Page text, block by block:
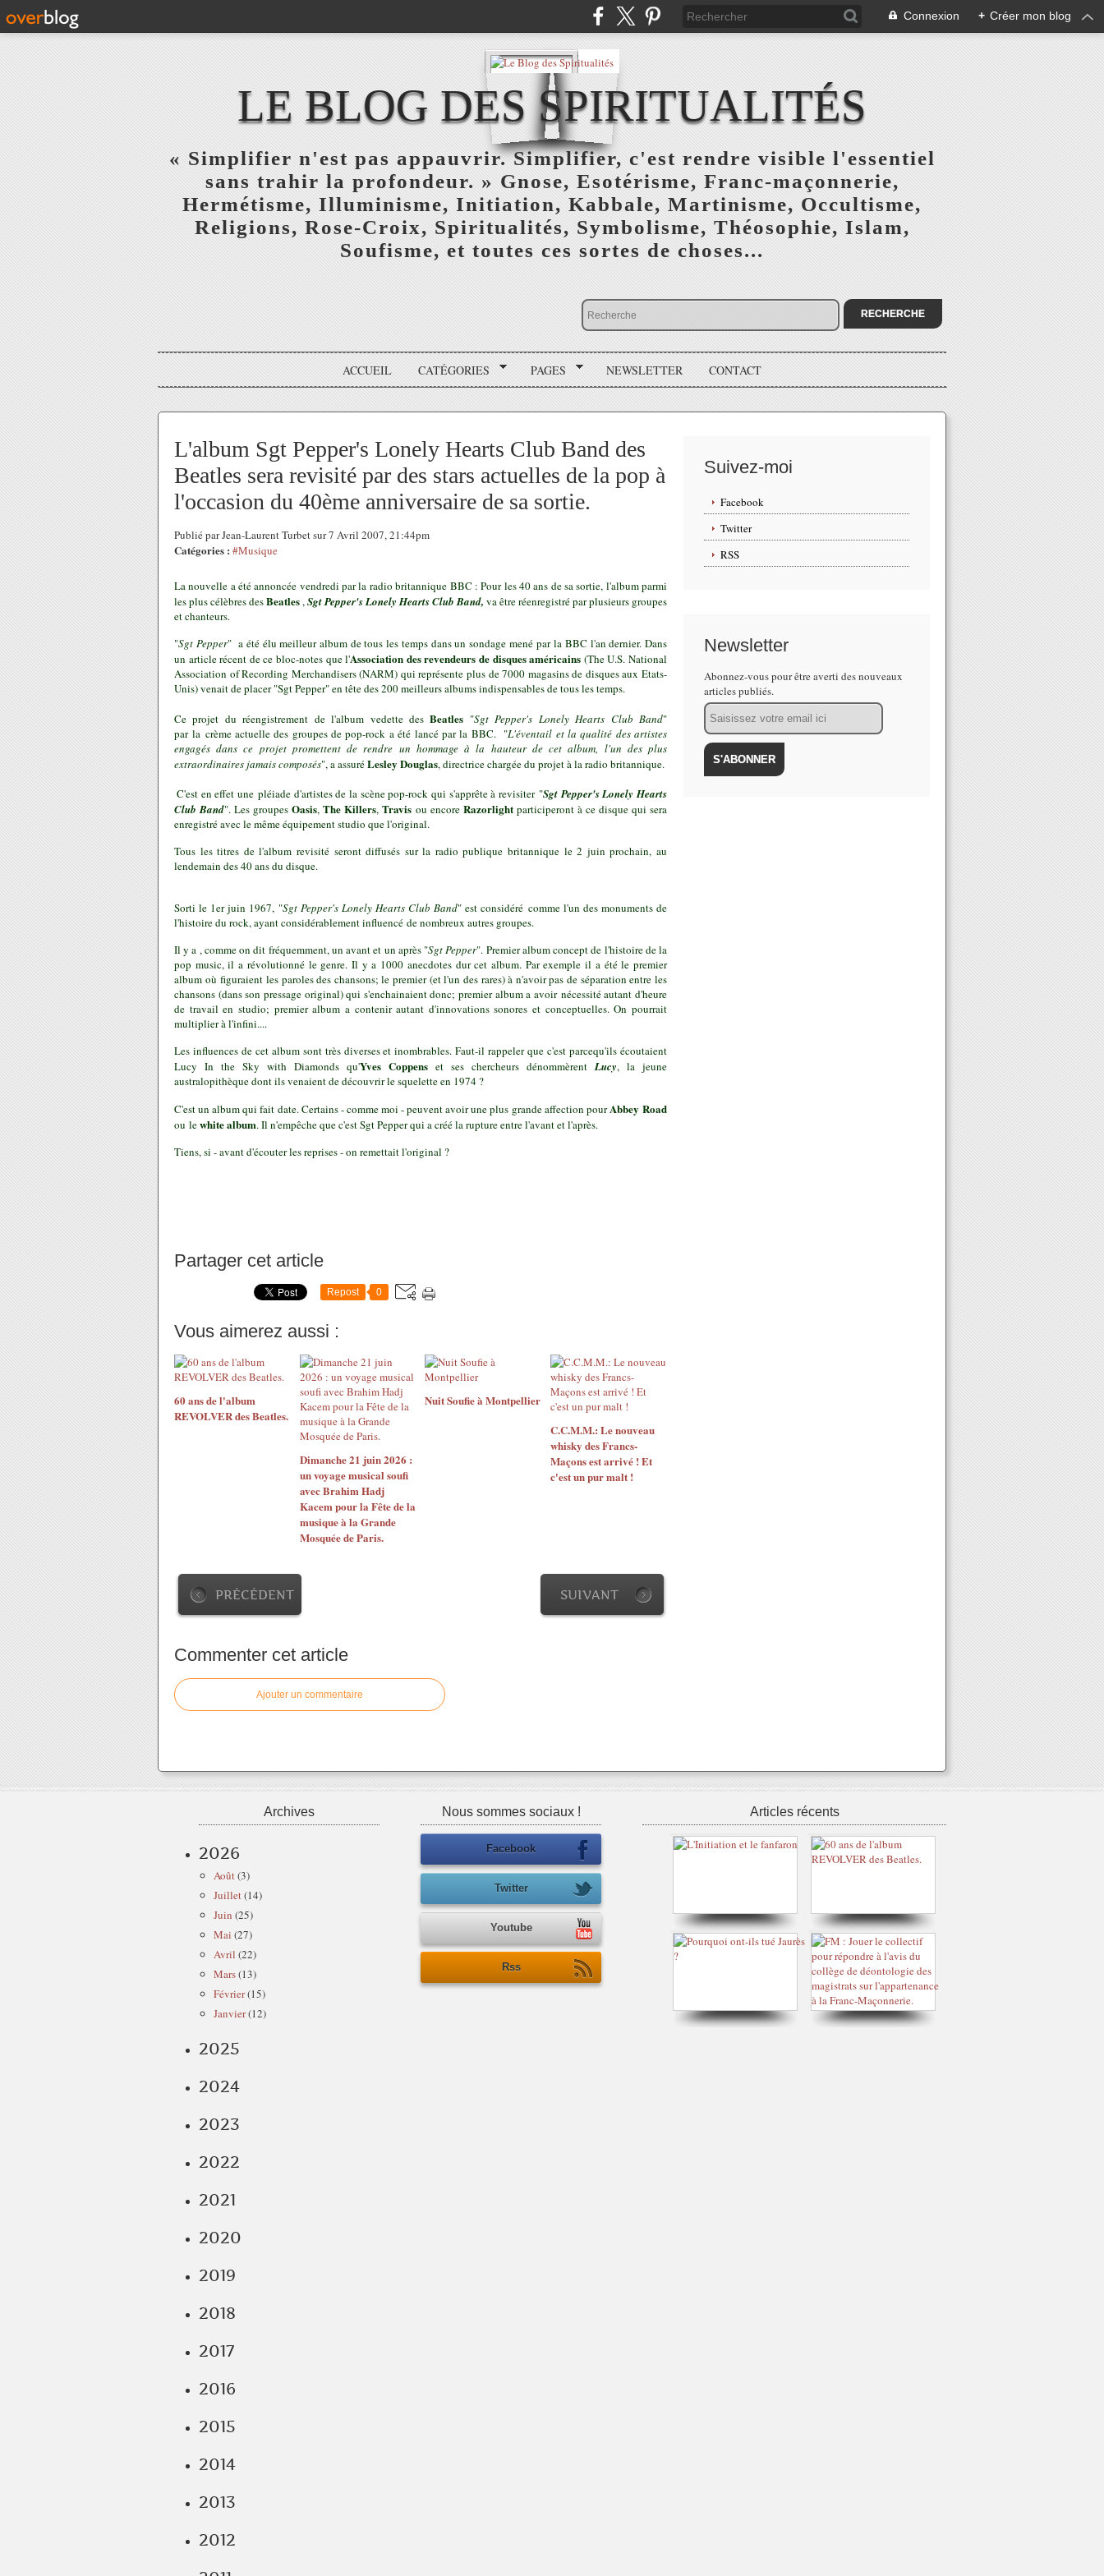
Connexion + Créer mon blog
LE BLOG DES SPIRITUALITÉS
« Simplifier n'est pas appauvrir. Simplifier, c'est rendre visible l'essentiel
sans trahir la profondeur. » Gnose, Esotérisme, Franc-maçonnerie,
Hermétisme, Illuminisme, Initiation, Kabbale, Martinisme, Occultisme,
Religions, Rose-Croix, Spiritualités, Symbolisme, Théosophie, Islam,
Soufisme, et toutes ces sortes de choses...
ACCUEIL CATÉGORIES PAGES NEWSLETTER CONTACT
L'album Sgt Pepper's Lonely Hearts Club Band des
Beatles sera revisité par des stars actuelles de la pop à
l'occasion du 40ème anniversaire de sa sortie.
Publié par Jean-Laurent Turbet sur 7 Avril 2007, 21:44pm
Catégories : #Musique
La nouvelle a été annoncée vendredi par la radio britannique BBC : Pour les 40 ans de sa sortie, l'album parmi
les plus célèbres desBeatles,Sgt Pepper's Lonely Hearts Club Band, va être réenregistré par plusieurs groupes
et chanteurs.
"Sgt Pepper" a été élu meilleur album de tous les temps dans un sondage mené par la BBC l'an dernier. Dans
un article récent de ce bloc-notes que l'Association des revendeurs de disques américains (The U.S.National
Association of Recording Merchandisers(NARM) qui représente plus de 7000 magasins de disques aux Etats-
Unis) venait de placer "Sgt Pepper" en tête des 200 meilleurs albums indispensables de tous les temps.
Ce projet du réengistrement de l'album vedette desBeatles "Sgt Pepper's Lonely Hearts Club Band"
par la crème actuelle des groupes de pop-rock a été lancé par la BBC. "L'éventail et la qualité des artistes
engagés dans ce projet promettent de rendre un hommage à la hauteur de cet album, l'un des plus
extraordinaires jamais composés", a assuréLesley Douglas, directrice chargée du projet à la radio britannique.
C'est en effet une pléiade d'artistes de la scène pop-rock qui s'apprête à revisiter "Sgt Pepper's Lonely Hearts
Club Band". Les groupesOasis,The Killers,Travis ou encore Razorlightparticiperont à ce disque qui sera
enregistré avec le même équipement studio que l'original.
Tous les titres de l'album revisité seront diffusés sur la radio publique britannique le 2 juin prochain, au
lendemain des 40 ans du disque.
Sorti le 1er juin 1967, "Sgt Pepper's Lonely Hearts Club Band" est considéré comme l'un des monuments de
l'histoire du rock, ayant considérablement influencé de nombreux autres groupes.
Il y a , comme on dit fréquemment, un avant et un après "Sgt Pepper". Premier album concept de l'histoire de la
pop music, il a révolutionné le genre. Il y a 1000 anecdotes dur cet album. Par exemple il a été le premier
album où figuraient les paroles des chansons; le premier (et l'un des rares) à n'avoir pas de séparation entre les
chansons (dans son pressage original) qui s'enchainaient donc; premier album a avoir nécessité autant d'heure
de travail en studio; premier album a contenir autant d'innovations sonores et conceptuelles. On pourrait
multiplier à l'infini....
Les influences de cet album sont très diverses et inombrables. Faut-il rappeler que c'est parcequ'ils écoutaient
Lucy In the Sky with Diamonds qu'Yves Coppens et ses chercheurs dénommèrentLucy, la jeune
australopithèque dont ils venaient de découvrir le squelette en 1974 ?
C'est un album qui fait date. Certains - comme moi - peuvent avoir une plus grande affection pourAbbey Road
ou lewhite album. Il n'empêche que c'est Sgt Pepper qui a créé la rupture entre l'avant et l'après.
Tiens, si - avant d'écouter les reprises - on remettait l'original ?
Partager cet article
Repost 0
Vous aimerez aussi :
60 ans de l'album
REVOLVER des Beatles.
Dimanche 21 juin 2026 :
un voyage musical soufi
avec Brahim Hadj
Kacem pour la Fête de la
musique à la Grande
Mosquée de Paris.
Nuit Soufie à Montpellier
C.C.M.M.: Le nouveau
whisky des Francs-
Maçons est arrivé ! Et
c'est un pur malt !
PRÉCÉDENT SUIVANT
Commenter cet article
Ajouter un commentaire
Suivez-moi
Facebook
Twitter
RSS
Newsletter
Abonnez-vous pour être averti des nouveaux
articles publiés.
Email
Archives
2026
Août(3)
Juillet(14)
Juin (25)
Mai (27)
Avril (22)
Mars(13)
Février(15)
Janvier(12)
2025
2024
2023
2022
2021
2020
2019
2018
2017
2016
2015
2014
2013
2012
Nous sommes sociaux !
Facebook
Twitter
Youtube
Rss
Articles récents